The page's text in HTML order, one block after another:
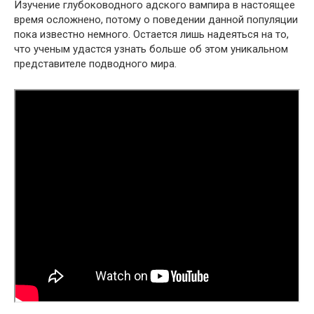
Изучение глубоководного адского вампира в настоящее
время осложнено, потому о поведении данной популяции
пока известно немного. Остается лишь надеяться на то,
что ученым удастся узнать больше об этом уникальном
представителе подводного мира.